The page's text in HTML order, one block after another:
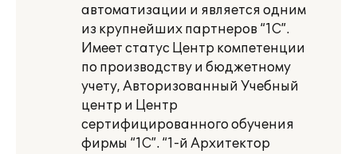
автоматизации и является одним
из крупнейших партнеров “1С”.
Имеет статус Центр компетенции
по производству и бюджетному
учету, Авторизованный Учебный
центр и Центр
сертифицированного обучения
фирмы “1С”. “1-й Архитектор